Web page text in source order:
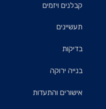
קבלנים ויזמים
תעשיינים
בדיקות
בנייה ירוקה
אישורים והתעדות